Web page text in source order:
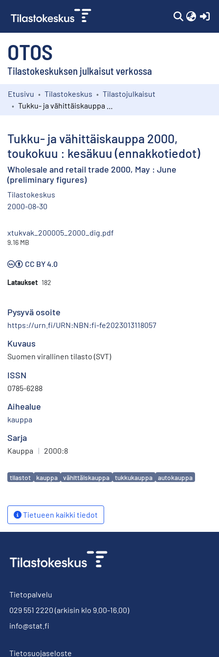
OTOS
Tilastokeskuksen julkaisut verkossa
Kokoelmat
Etusivu Tilastokeskus
Tilastojulkaisut
Tukku- ja vähittäiskauppa 2000,
toukokuu : kesäkuu (ennakkotiedot)
Wholesale and retail trade 2000, May : June
(preliminary figures)
Tilastokeskus
2000-08-30
xtukvak_200005_2000_dig.pdf
9.16 MB
CC BY 4.0
Lataukset 182
Pysyvä osoite
https://urn.fi/URN:NBN:fi-fe2023013118057
Kuvaus
Suomen virallinen tilasto (SVT)
ISSN
0785-6288
Aihealue
kauppa
Sarja
Kauppa | 2000:8
Avainsanat
tilastot kauppa vähittäiskauppa tukkukauppa autokauppa
Tietueen kaikki tiedot
Tietopalvelu
029 551 2220 (arkisin klo 9.00-16.00)
info@stat.fi
Tietosuojaseloste